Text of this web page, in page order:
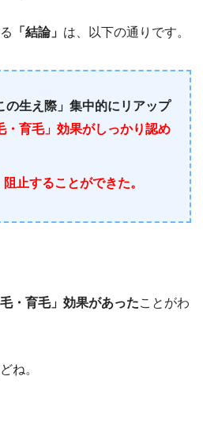
「結論」 は、以下の通りです。
の生え際」集中的にリアップ
・育毛」効果がしっかり認め
阻止することができた。
・育毛」効果があったことがわ
ね。